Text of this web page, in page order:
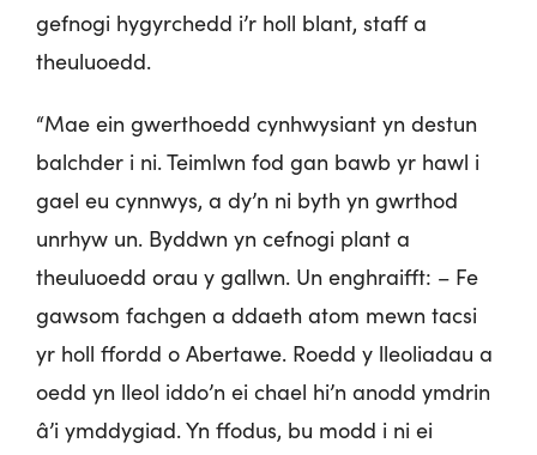
gefnogi hygyrchedd i’r holl blant, staff a
theuluoedd.
“Mae ein gwerthoedd cynhwysiant yn destun
balchder i ni. Teimlwn fod gan bawb yr hawl i
gael eu cynnwys, a dy’n ni byth yn gwrthod
unrhyw un. Byddwn yn cefnogi plant a
theuluoedd orau y gallwn. Un enghraifft: – Fe
gawsom fachgen a ddaeth atom mewn tacsi
yr holl ffordd o Abertawe. Roedd y lleoliadau a
oedd yn lleol iddo’n ei chael hi’n anodd ymdrin
â’i ymddygiad. Yn ffodus, bu modd i ni ei